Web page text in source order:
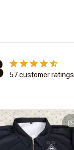
57 customer ratings